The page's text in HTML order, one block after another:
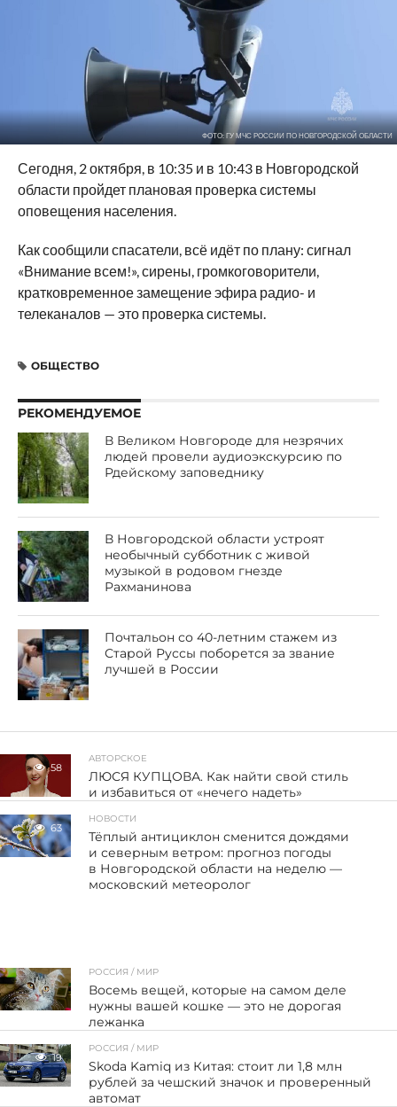
ФОТО: ГУ МЧС РОССИИ ПО НОВГОРОДСКОЙ ОБЛАСТИ
Сегодня, 2 октября, в 10:35 и в 10:43 в Новгородской
области пройдет плановая проверка системы
оповещения населения.
Как сообщили спасатели, всё идёт по плану: сигнал
«Внимание всем!», сирены, громкоговорители,
кратковременное замещение эфира радио- и
телеканалов — это проверка системы.
ОБЩЕСТВО
РЕКОМЕНДУЕМОЕ
В Великом Новгороде для незрячих
людей провели аудиоэкскурсию по
Рдейскому заповеднику
В Новгородской области устроят
необычный субботник с живой
музыкой в родовом гнезде
Рахманинова
Почтальон со 40-летним стажем из
Старой Руссы поборется за звание
лучшей в России
58
АВТОРСКОЕ
ЛЮСЯ КУПЦОВА. Как найти свой стиль
и избавиться от «нечего надеть»
63
НОВОСТИ
Тёплый антициклон сменится дождями
и северным ветром: прогноз погоды
в Новгородской области на неделю —
московский метеоролог
РОССИЯ / МИР
Восемь вещей, которые на самом деле
нужны вашей кошке — это не дорогая
лежанка
19
РОССИЯ / МИР
Skoda Kamiq из Китая: стоит ли 1,8 млн
рублей за чешский значок и проверенный
автомат